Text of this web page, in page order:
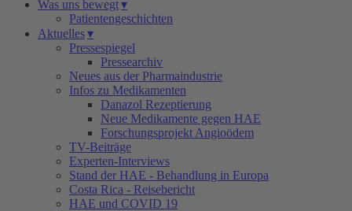
Was uns bewegt▾
Patientengeschichten
Aktuelles▾
Pressespiegel
Pressearchiv
Neues aus der Pharmaindustrie
Infos zu Medikamenten
Danazol Rezeptierung
Neue Medikamente gegen HAE
Forschungsprojekt Angioödem
TV-Beiträge
Experten-Interviews
Stand der HAE - Behandlung in Europa
Costa Rica - Reisebericht
HAE und COVID 19